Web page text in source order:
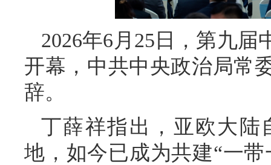
2026年6月25日，第九
开幕，中共中央政治局常
辞。
丁薛祥指出，亚欧大陆
地，如今已成为共建“一